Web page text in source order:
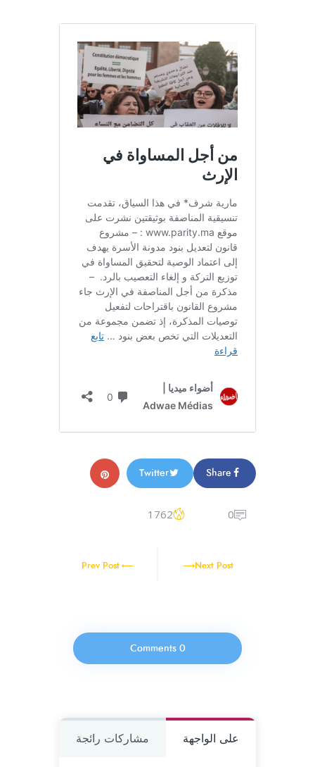
Share
Twitter
0
1762
Prev Post Next Post
0 Comments
على الواجهة مشاركات رائجة